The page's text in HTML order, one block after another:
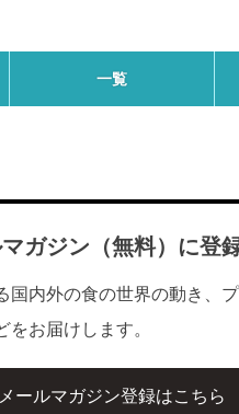
一覧
ガジン（無料）に登
国内外の食の世界の動き、
お届けします。
メールマガジン登録はこちら